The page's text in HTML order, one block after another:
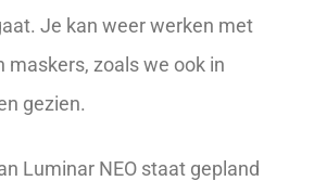
Je kan weer werken met
maskers, zoals we ook in
gezien.
Luminar NEO staat gepland